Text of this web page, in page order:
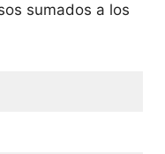
sumados a los